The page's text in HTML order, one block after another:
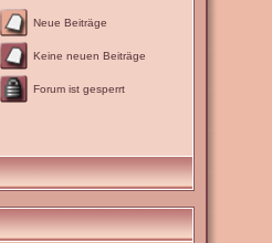
Neue Beiträge
Keine neuen Beiträge
Forum ist gesperrt